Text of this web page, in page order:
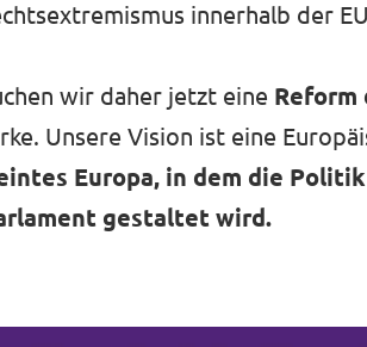
innerhalb der
wir daher jetzt eine Reform
Unsere Vision ist eine
Europa, in dem die
gestaltet wird.